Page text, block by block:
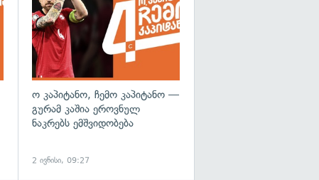
ო კაპიტანო, ჩემო კაპიტანო —
გურამ კაშია ეროვნულ
ნაკრებს ემშვიდობება
2 ივნისი, 09:27